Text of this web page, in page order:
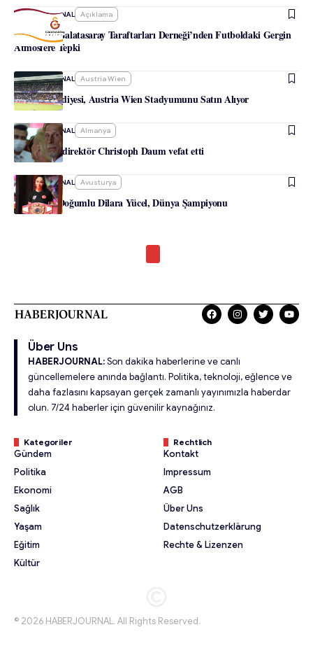
-HABERJOURNAL Açıklama
Avusturya Galatasaray Taraftarları Derneği’nden Futboldaki Gergin
Atmosfere Tepki
-HABERJOURNAL Austria Wien
Viyana Belediyesi, Austria Wien Stadyumunu Satın Alıyor
-HABERJOURNAL Almanya
Eski teknik direktör Christoph Daum vefat etti
- HABERJOURNAL Avusturya
Avusturya Doğumlu Dilara Yücel, Dünya Şampiyonu
Über Uns
HABERJOURNAL:Son dakika haberlerine ve canlı
güncellemelere anında bağlantı. Politika, teknoloji, eğlence ve
daha fazlasını kapsayan gerçek zamanlı yayınımızla haberdar
olun. 7/24 haberler için güvenilir kaynağınız.
Kategoriler
Gündem
Politika
Ekonomi
Sağlık
Yaşam
Eğitim
Kültür
Rechtlich
Kontakt
Impressum
AGB
Über Uns
Datenschutzerklärung
Rechte & Lizenzen
© 2026 HABERJOURNAL. All Rights Reserved.